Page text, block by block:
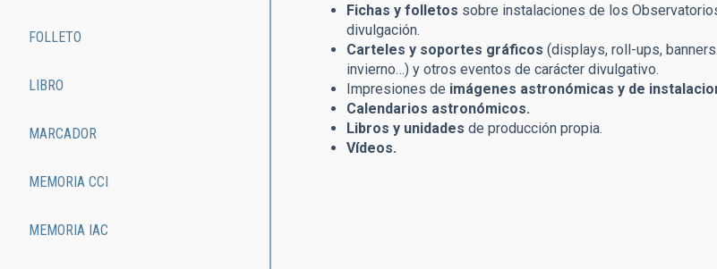
Fichas y folletos sobre instalaciones de los
divulgación.
Carteles y soportes gráficos (displays, roll-ups,
invierno…) y otros eventos de carácter divulgativo.
Impresiones de imágenes astronómicas y de
Calendarios astronómicos.
Libros y unidades de producción propia.
Vídeos.
FOLLETO
LIBRO
MARCADOR
MEMORIA CCI
MEMORIA IAC